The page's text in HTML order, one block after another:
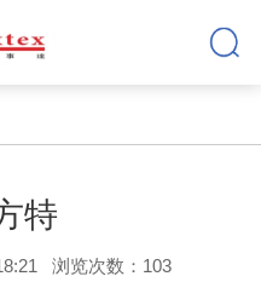
特
浏览次数： 103